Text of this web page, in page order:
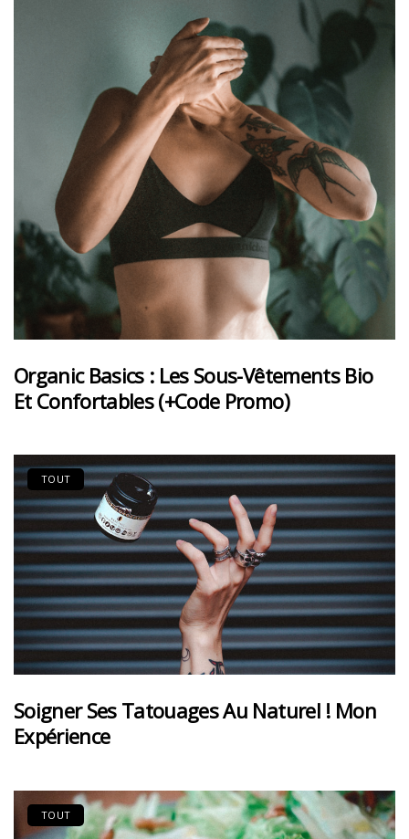
Organic Basics : Les Sous-Vêtements Bio
Et Confortables (+code Promo)
TOUT
Soigner Ses Tatouages Au Naturel ! Mon
Expérience
TOUT